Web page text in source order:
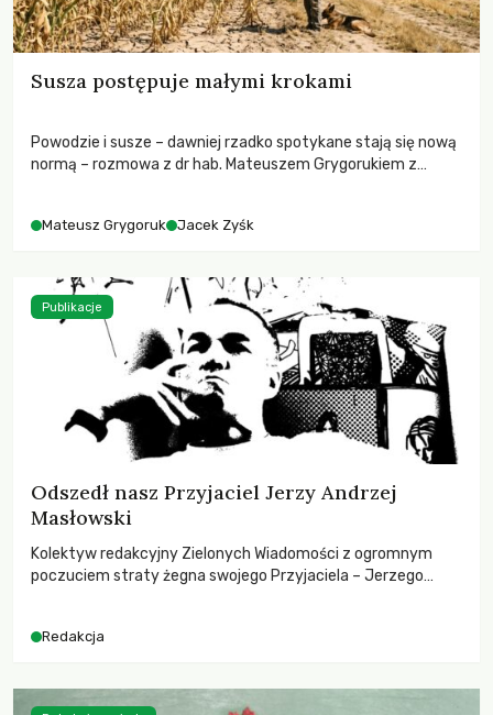
Susza postępuje małymi krokami
Powodzie i susze – dawniej rzadko spotykane stają się nową
normą – rozmowa z dr hab. Mateuszem Grygorukiem z
Mateusz Grygoruk Jacek Zyśk
Odszedł nasz Przyjaciel Jerzy Andrzej
Masłowski
Kolektyw redakcyjny Zielonych Wiadomości z ogromnym
poczuciem straty żegna swojego Przyjaciela – Jerzego
Redakcja
Publikacje